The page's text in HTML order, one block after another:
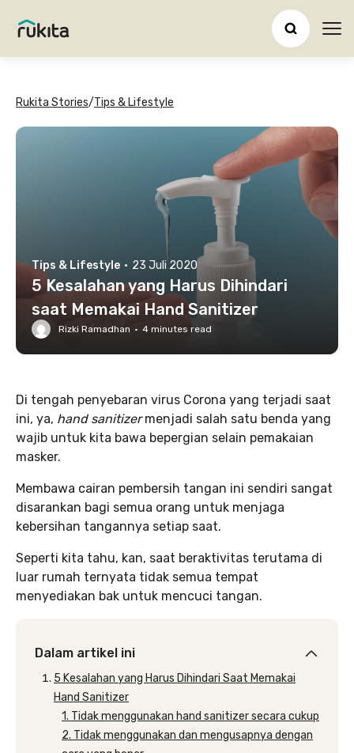
Rukita Stories/Tips & Lifestyle
Tips & Lifestyle · 23 Juli 2020
5 Kesalahan yang Harus Dihindari
saat Memakai Hand Sanitizer
Rizki Ramadhan · 4 minutes read
Di tengah penyebaran virus Corona yang terjadi saat
ini, ya, hand sanitizermenjadi salah satu benda yang
wajib untuk kita bawa bepergian selain pemakaian
masker.
Membawa cairan pembersih tangan ini sendiri sangat
disarankan bagi semua orang untuk menjaga
kebersihan tangannya setiap saat.
Seperti kita tahu, kan, saat beraktivitas terutama di
luar rumah ternyata tidak semua tempat
menyediakan bak untuk mencuci tangan.
Dalam artikel ini
5 Kesalahan yang Harus Dihindari Saat Memakai
Hand Sanitizer
1. Tidak menggunakan hand sanitizer secara cukup
2. Tidak menggunakan dan mengusapnya dengan